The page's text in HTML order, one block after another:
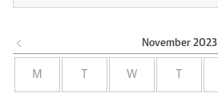
November 2023
M W